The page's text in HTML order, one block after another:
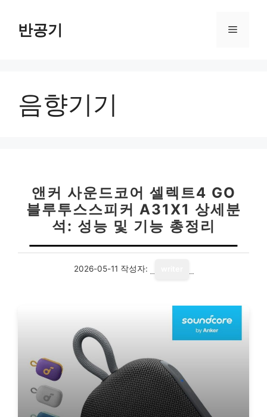
반공기 메
음향기기
앤커 사운드코어 셀렉트4 GO
블루투스스피커 A31X1 상세분
석: 성능 및 기능 총정리
2026-05-11 작성자: